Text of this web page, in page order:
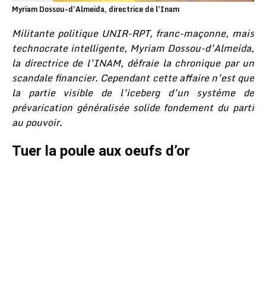
Myriam Dossou-d'Almeida, directrice de l'Inam
Militante politique UNIR-RPT, franc-maçonne, mais
technocrate intelligente, Myriam Dossou-d’Almeida,
la directrice de l’INAM, défraie la chronique par un
scandale financier. Cependant cette affaire n’est que
la partie visible de l’iceberg d’un système de
prévarication généralisée solide fondement du parti
au pouvoir.
Tuer la poule aux oeufs d’or